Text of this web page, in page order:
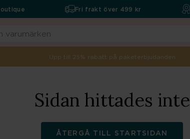
Fri frakt över 499 kr
Upp till 25% rabatt på paketerbjudanden
Sidan hittades inte
ÅTERGÅ TILL STARTSIDAN